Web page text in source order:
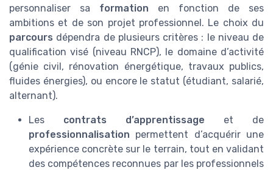
personnaliser sa formation en fonction de ses
ambitions et de son projet professionnel. Le choix du
parcours dépendra de plusieurs critères : le niveau de
qualification visé (niveau RNCP), le domaine d’activité
(génie civil, rénovation énergétique, travaux publics,
fluides énergies), ou encore le statut (étudiant, salarié,
alternant).
Les contrats d’apprentissage et de
professionnalisation permettent d’acquérir une
expérience concrète sur le terrain, tout en validant
des compétences reconnues par les professionnels